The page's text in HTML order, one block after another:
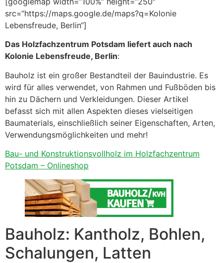
src=“https://maps.google.de/maps?q=Kolonie
Lebensfreude, Berlin“]
Das Holzfachzentrum Potsdam liefert auch nach
Kolonie Lebensfreude, Berlin:
Bauholz ist ein großer Bestandteil der Bauindustrie. Es
wird für alles verwendet, von Rahmen und Fußböden bis
hin zu Dächern und Verkleidungen. Dieser Artikel
befasst sich mit allen Aspekten dieses vielseitigen
Baumaterials, einschließlich seiner Eigenschaften, Arten,
Verwendungsmöglichkeiten und mehr!
Bau- und Konstruktionsvollholz im Holzfachzentrum
Potsdam – Onlineshop
Bauholz: Kantholz, Bohlen,
Schalungen, Latten